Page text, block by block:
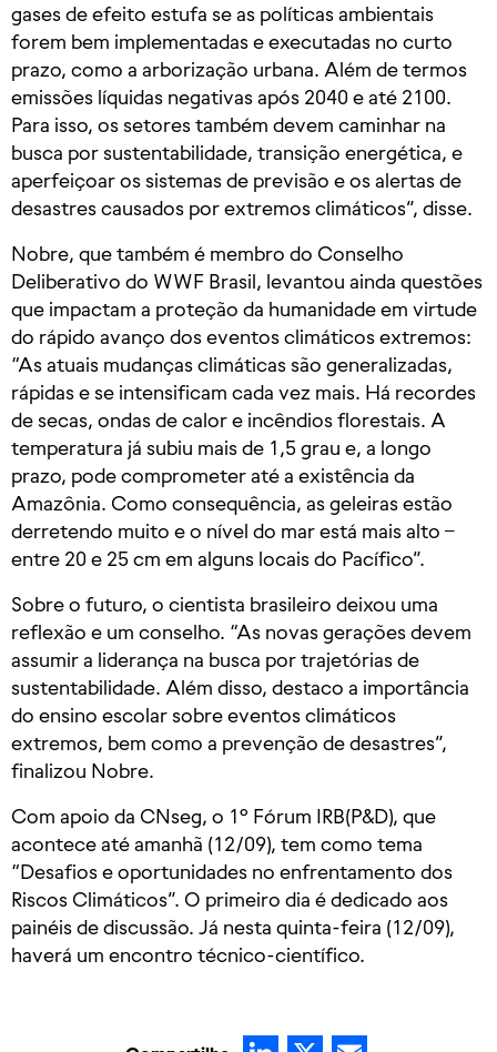
gases de efeito estufa se as políticas ambientais
forem bem implementadas e executadas no curto
prazo, como a arborização urbana. Além de termos
emissões líquidas negativas após 2040 e até 2100.
Para isso, os setores também devem caminhar na
busca por sustentabilidade, transição energética, e
aperfeiçoar os sistemas de previsão e os alertas de
desastres causados por extremos climáticos”, disse.
Nobre, que também é membro do Conselho
Deliberativo do WWF Brasil, levantou ainda questões
que impactam a proteção da humanidade em virtude
do rápido avanço dos eventos climáticos extremos:
“As atuais mudanças climáticas são generalizadas,
rápidas e se intensificam cada vez mais. Há recordes
de secas, ondas de calor e incêndios florestais. A
temperatura já subiu mais de 1,5 grau e, a longo
prazo, pode comprometer até a existência da
Amazônia. Como consequência, as geleiras estão
derretendo muito e o nível do mar está mais alto –
entre 20 e 25 cm em alguns locais do Pacífico”.
Sobre o futuro, o cientista brasileiro deixou uma
reflexão e um conselho. “As novas gerações devem
assumir a liderança na busca por trajetórias de
sustentabilidade. Além disso, destaco a importância
do ensino escolar sobre eventos climáticos
extremos, bem como a prevenção de desastres”,
finalizou Nobre.
Com apoio da CNseg, o 1º Fórum IRB(P&D), que
acontece até amanhã (12/09), tem como tema
“Desafios e oportunidades no enfrentamento dos
Riscos Climáticos”. O primeiro dia é dedicado aos
painéis de discussão. Já nesta quinta-feira (12/09),
haverá um encontro técnico-científico.